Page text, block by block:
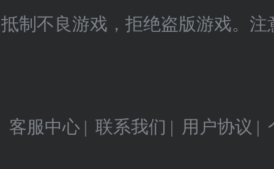
抵制不良游戏，拒绝盗版游戏。
客服中心 | 联系我们 | 用户协议 |